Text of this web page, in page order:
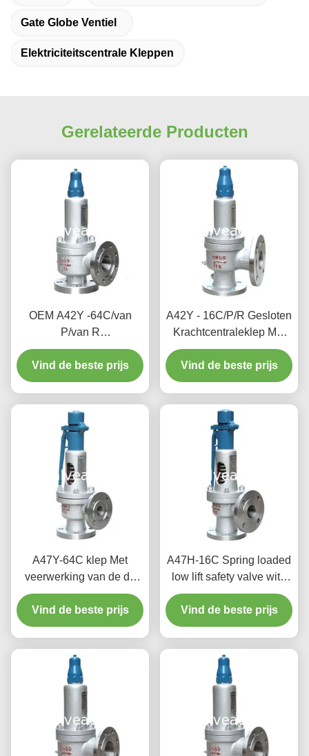
Gate Globe Ventiel
Elektriciteitscentrale Kleppen
Gerelateerde Producten
OEM A42Y -64C/van
P/van R
Krachtcentraleklep het
Werk Temperatuur 300℃
Vind de beste prijs
A42Y - 16C/P/R Gesloten
Krachtcentraleklep Met
veerwerking/de Volledige
Klep van de
Lifttypebeveiliging
Vind de beste prijs
A47Y-64C klep Met
veerwerking van de de
liftveiligheid van de
Krachtcentraleklep de
lage met een hefboom
Vind de beste prijs
A47H-16C Spring loaded
low lift safety valve with
alever（A47H）suitable
for equipment and piping
for steam , air
Vind de beste prijs